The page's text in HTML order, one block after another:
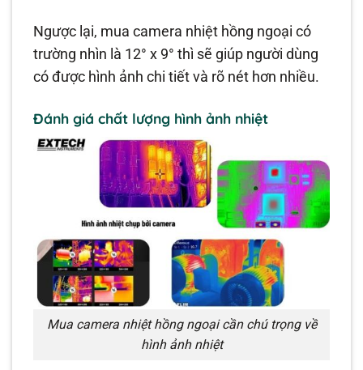
Ngược lại, mua camera nhiệt hồng ngoại có
trường nhìn là 12° x 9° thì sẽ giúp người dùng
có được hình ảnh chi tiết và rõ nét hơn nhiều.
Đánh giá chất lượng hình ảnh nhiệt
Mua camera nhiệt hồng ngoại cần chú trọng về
hình ảnh nhiệt